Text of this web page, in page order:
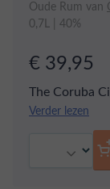
Oude Rum van
0,7L | 40%
€ 39,95
The Coruba
eikenhouten
Gedurende
enkele
Verder lezen